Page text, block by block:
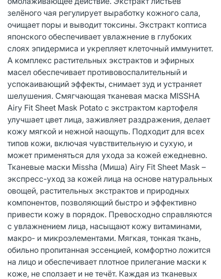
зелёного чая регулирует выработку кожного сала,
очищает поры и выводит токсины. Экстракт коптиса
японского обеспечивает увлажнение в глубоких
слоях эпидермиса и укрепляет клеточный иммунитет.
А комплекс растительных экстрактов и эфирных
масел обеспечивает противовоспалительный и
успокаивающий эффекты, снимает зуд и устраняет
шелушения. Смягчающая тканевая маска MISSHA
Airy Fit Sheet Mask Potato с экстрактом картофеля
улучшает цвет лица, заживляет раздражения, делает
кожу мягкой и нежной наощупь. Подходит для всех
типов кожи, включая чувствительную и сухую, и
может применяться для ухода за кожей ежедневно.
Тканевые маски Missha (Миша) Airy Fit Sheet Mask –
экспресс-уход за кожей лица на основе натуральных
овощей, растительных экстрактов и природных
компонентов, позволяющий быстро и эффективно
привести кожу в порядок. Превосходно справляются
с увлажнением лица, насыщают кожу витаминами,
макро- и микроэлементами. Мягкая, тонкая ткань,
обильно пропитанная эссенцией, комфортно ложится
на лицо и обеспечивает плотное прилегание маски к
коже, не сползает и не течёт. Каждая из тканевых